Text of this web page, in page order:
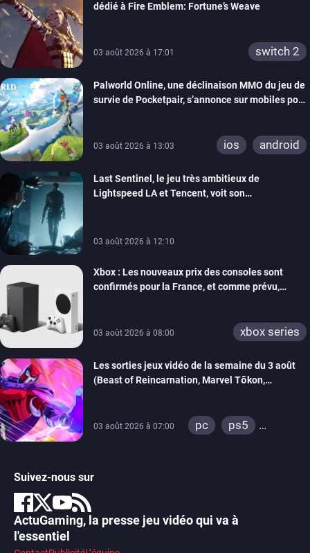
dédié à Fire Emblem: Fortune’s Weave
03 août 2026 à 17:01 switch 2
Palworld Online, une déclinaison MMO du jeu de
survie de Pocketpair, s’annonce sur mobiles pour
03 août 2026 à 13:03 ios android
Last Sentinel, le jeu très ambitieux de
Lightspeed LA et Tencent, voit son
03 août 2026 à 12:10
Xbox : Les nouveaux prix des consoles sont
confirmés pour la France, et comme prévu,
03 août 2026 à 08:00 xbox series
Les sorties jeux vidéo de la semaine du 3 août
(Beast of Reincarnation, Marvel Tōkon,
03 août 2026 à 07:00 pc
ps5
Suivez-nous sur
ActuGaming, la presse jeu vidéo qui va à
l'essentiel